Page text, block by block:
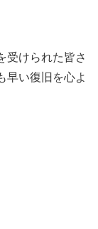
受けられた皆さ
早い復旧を心よ